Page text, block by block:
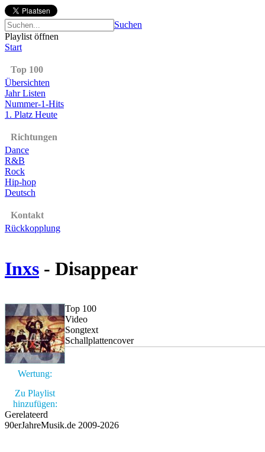
Suchen
Playlist öffnen
Start
Top 100
Übersichten
Jahr Listen
Nummer-1-Hits
1. Platz Heute
Richtungen
Dance
R&B
Rock
Hip-hop
Deutsch
Kontakt
Rückkopplung
Inxs - Disappear
Wertung:
Zu Playlist
hinzufügen:
Top 100
Video
Songtext
Schallplattencover
Gerelateerd
90erJahreMusik.de 2009-2026